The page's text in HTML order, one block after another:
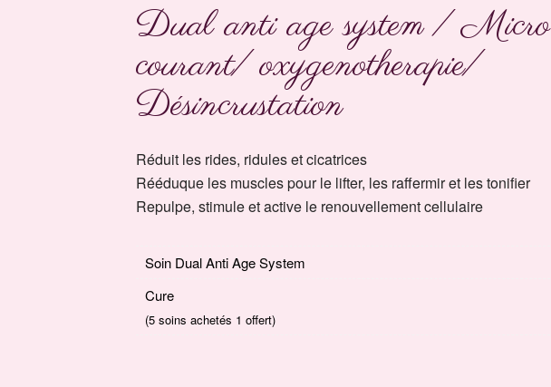
Dual anti age system / Micro
courant/ oxygenotherapie/
Désincrustation
Réduit les rides, ridules et cicatrices
Rééduque les muscles pour le lifter, les raffermir et les tonifier
Repulpe, stimule et active le renouvellement cellulaire
Soin Dual Anti Age System
Cure
(5 soins achetés 1 offert)